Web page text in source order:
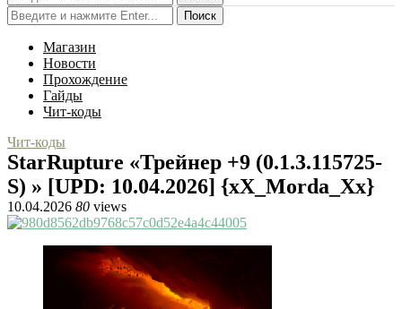
Поиск
Магазин
Новости
Прохождение
Гайды
Чит-коды
Чит-коды
StarRupture «Трейнер +9 (0.1.3.115725-
S) » [UPD: 10.04.2026] {xX_Morda_Xx}
10.04.2026 80 views